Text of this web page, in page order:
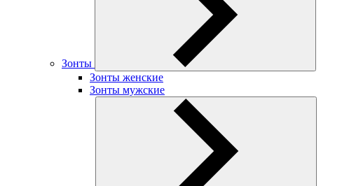
Зонты
Зонты женские
Зонты мужские